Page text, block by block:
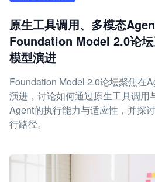
原生工具调用、多模态
Foundation Model 2.0论
模型演进
Foundation Model 2.0论坛聚焦在
演进，讨论如何通过原生工具调用
Agent的执行能力与适应性，并探
行路径。